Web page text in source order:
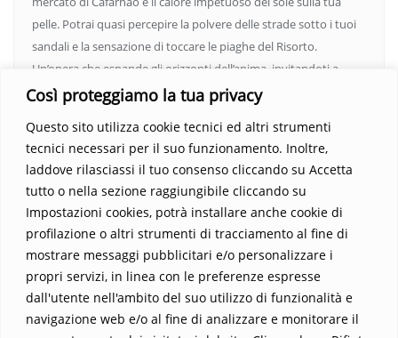
Così proteggiamo la tua privacy
Questo sito utilizza cookie tecnici ed altri strumenti
tecnici necessari per il suo funzionamento. Inoltre,
laddove rilasciassi il tuo consenso cliccando su Accetta
tutto o nella sezione raggiungibile cliccando su
Impostazioni cookies, potrà installare anche cookie di
profilazione o altri strumenti di tracciamento al fine di
mostrare messaggi pubblicitari e/o personalizzare i
propri servizi, in linea con le preferenze espresse
dall'utente nell'ambito del suo utilizzo di funzionalità e
navigazione web e/o al fine di analizzare e monitorare il
pelle. Potrai quasi percepire la polvere delle strade sotto i tuoi
sandali e la sensazione di toccare le piaghe del Risorto.
Un’opera che espande gli orizzonti dell’anima, invitandoti a
vedere oltre i confini del conosciuto. Scopri un mondo in cui
indimenticabile.Non perdere l’occasione di immergerti in
questo viaggio straordinario. Acquista il libro e lascia che la
Parola trasformi la tua vita